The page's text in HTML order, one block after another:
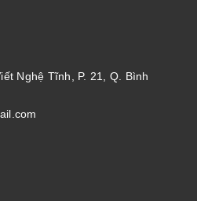
Nghệ Tĩnh, P. 21, Q. Bình